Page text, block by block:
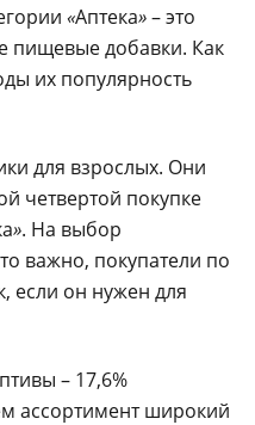
«Аптека»– это
пищевые добавки. Как
их популярность
для взрослых. Они
четвертой покупке
». На выбор
важно, покупатели по
если он нужен для
– 17,6%
ассортимент широкий